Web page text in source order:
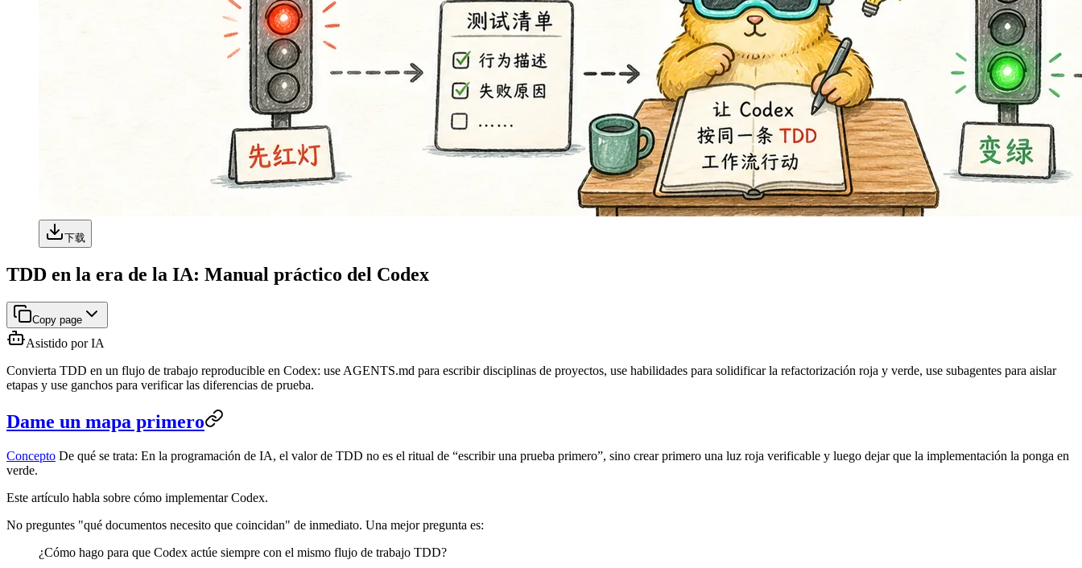
下载
TDD en la era de la IA: Manual práctico del Codex
Copy page
Asistido por IA
Convierta TDD en un flujo de trabajo reproducible en Codex: use AGENTS.md para escribir disciplinas de proyectos, use habilidades para solidificar la refactorización roja y verde, use subagentes para aislar
etapas y use ganchos para verificar las diferencias de prueba.
Dame un mapa primero
Concepto De qué se trata: En la programación de IA, el valor de TDD no es el ritual de “escribir una prueba primero”, sino crear primero una luz roja verificable y luego dejar que la implementación la ponga en
verde.
Este artículo habla sobre cómo implementar Codex.
No preguntes "qué documentos necesito que coincidan" de inmediato. Una mejor pregunta es:
¿Cómo hago para que Codex actúe siempre con el mismo flujo de trabajo TDD?